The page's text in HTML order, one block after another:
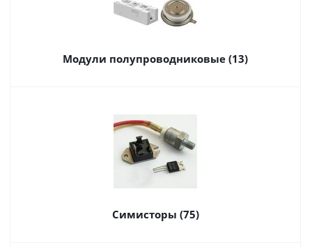
Модули полупроводниковые (13)
Симисторы (75)